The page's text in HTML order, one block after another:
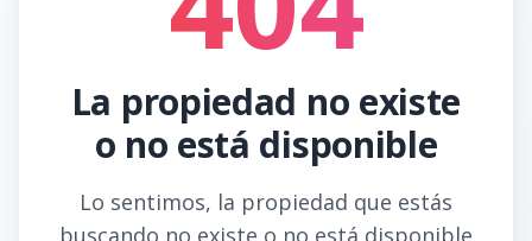
La propiedad no existe
o no está disponible
Lo sentimos, la propiedad que estás
buscando no existe o no está disponible